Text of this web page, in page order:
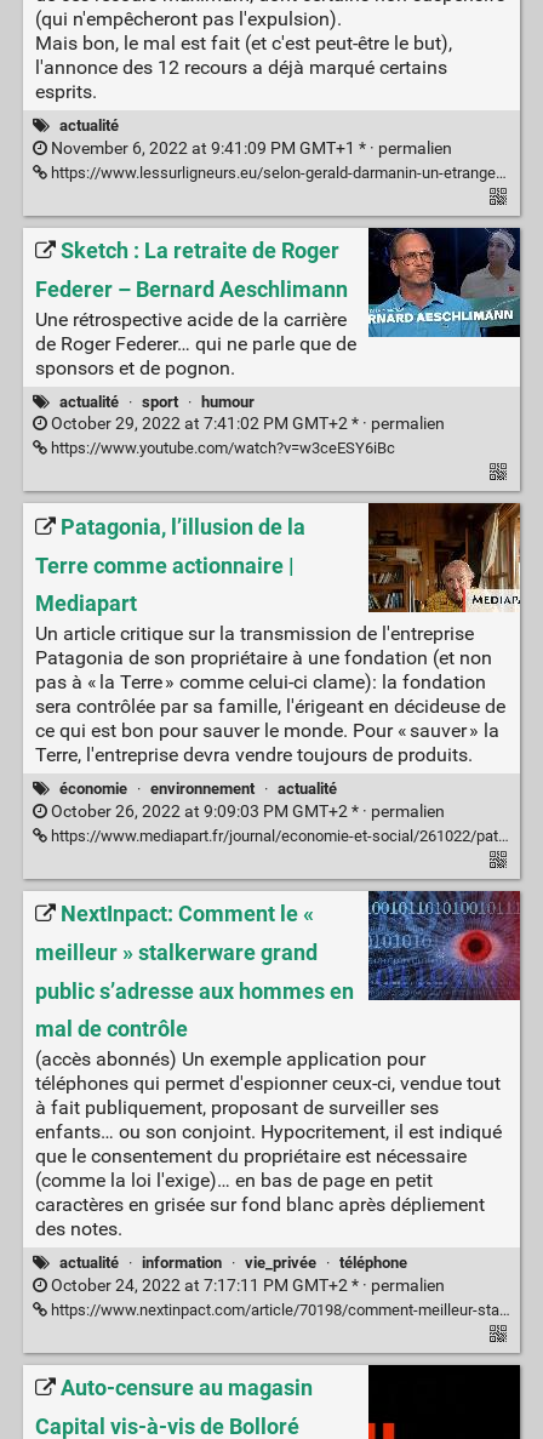
(qui n'empêcheront pas l'expulsion).
Mais bon, le mal est fait (et c'est peut-être le but),
l'annonce des 12 recours a déjà marqué certains
esprits.
actualité
November 6, 2022 at 9:41:09 PM GMT+1 * · permalien
https://www.lessurligneurs.eu/selon-gerald-darmanin-un-etranger-en-situation-irreguliere-peut-former-jusqua-12-recours-contre-une-decision-dexpulsion/
Sketch : La retraite de Roger
Federer – Bernard Aeschlimann
Une rétrospective acide de la carrière
de Roger Federer… qui ne parle que de
sponsors et de pognon.
actualité · sport · humour
October 29, 2022 at 7:41:02 PM GMT+2 * · permalien
https://www.youtube.com/watch?v=w3ceESY6iBc
Patagonia, l’illusion de la
Terre comme actionnaire |
Mediapart
Un article critique sur la transmission de l'entreprise
Patagonia de son propriétaire à une fondation (et non
pas à « la Terre » comme celui-ci clame): la fondation
sera contrôlée par sa famille, l'érigeant en décideuse de
ce qui est bon pour sauver le monde. Pour « sauver » la
Terre, l'entreprise devra vendre toujours de produits.
économie · environnement · actualité
October 26, 2022 at 9:09:03 PM GMT+2 * · permalien
https://www.mediapart.fr/journal/economie-et-social/261022/patagonia-l-illusion-de-la-terre-comme-actionnaire
NextInpact: Comment le «
meilleur » stalkerware grand
public s’adresse aux hommes en
mal de contrôle
(accès abonnés) Un exemple application pour
téléphones qui permet d'espionner ceux-ci, vendue tout
à fait publiquement, proposant de surveiller ses
enfants… ou son conjoint. Hypocritement, il est indiqué
que le consentement du propriétaire est nécessaire
(comme la loi l'exige)… en bas de page en petit
caractères en grisée sur fond blanc après dépliement
des notes.
actualité · information · vie_privée · téléphone
October 24, 2022 at 7:17:11 PM GMT+2 * · permalien
https://www.nextinpact.com/article/70198/comment-meilleur-stalkerware-grand-public-sadresse-aux-hommes-en-mal-controle
Auto-censure au magasin
Capital vis-à-vis de Bolloré